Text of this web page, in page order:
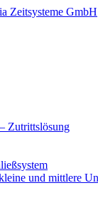
Zutrittslösung
und mittlere